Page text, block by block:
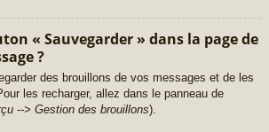
« Sauvegarder » dans la page de
?
des brouillons de vos messages et de les
les recharger, allez dans le panneau de
--> Gestion des brouillons).